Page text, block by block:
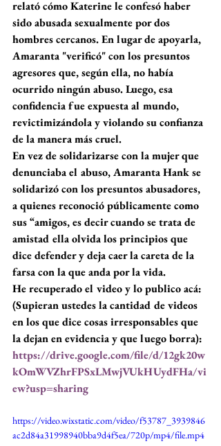
relató cómo Katerine le confesó haber
sido abusada sexualmente por dos
hombres cercanos. En lugar de apoyarla,
Amaranta "verificó" con los presuntos
agresores que, según ella, no había
ocurrido ningún abuso. Luego, esa
confidencia fue expuesta al mundo,
revictimizándola y violando su confianza
de la manera más cruel.
En vez de solidarizarse con la mujer que
denunciaba el abuso, Amaranta Hank se
solidarizó con los presuntos abusadores,
a quienes reconoció públicamente como
sus “amigos, es decir cuando se trata de
amistad ella olvida los principios que
dice defender y deja caer la careta de la
farsa con la que anda por la vida.
He recuperado el video y lo publico acá:
(Supieran ustedes la cantidad de videos
en los que dice cosas irresponsables que
la dejan en evidencia y que luego borra):
https://drive.google.com/file/d/12gk20w
kOmWVZhrFPSxLMwjVUkHUydFHa/vi
ew?usp=sharing
https://video.wixstatic.com/video/f53787_3939846
ac2d84a31998940bba9d4f5ea/720p/mp4/file.mp4